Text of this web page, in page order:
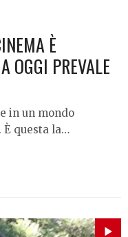
È
OGGI PREVALE
in un mondo
questa la…